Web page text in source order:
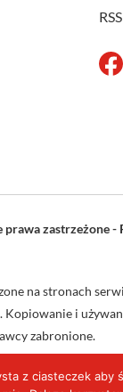
RSS
zastrzeżone
na stronach
i
zabronione.
oraz wykonanie:
z ciasteczek aby